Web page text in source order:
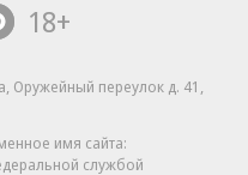
18+
Оружейный переулок д. 41,
имя сайта:
службой